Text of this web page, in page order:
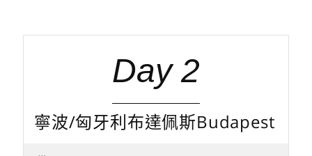
Day 2
寧波/匈牙利布達佩斯Budapest